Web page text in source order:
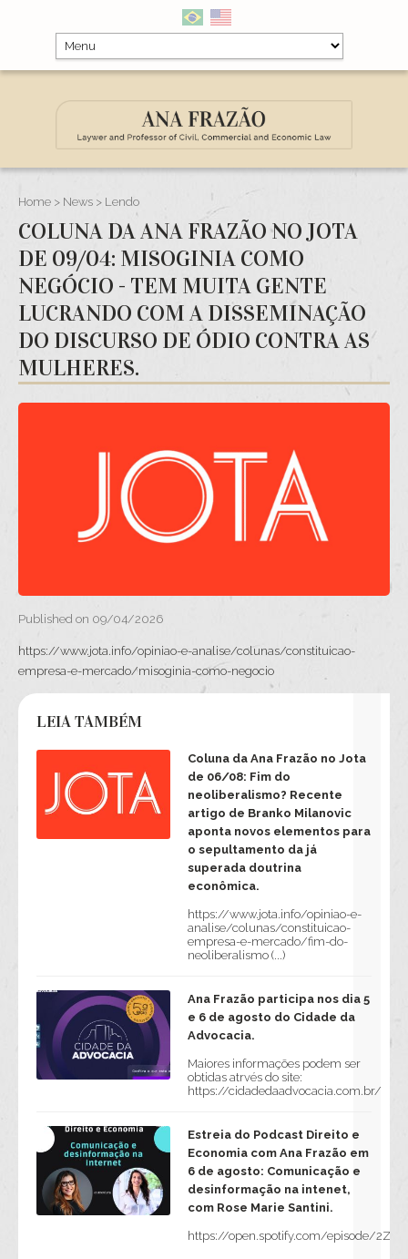
Home > News > Lendo
COLUNA DA ANA FRAZÃO NO JOTA
DE 09/04: MISOGINIA COMO
NEGÓCIO - TEM MUITA GENTE
LUCRANDO COM A DISSEMINAÇÃO
DO DISCURSO DE ÓDIO CONTRA AS
MULHERES.
Published on 09/04/2026
https://www.jota.info/opiniao-e-analise/colunas/constituicao-
empresa-e-mercado/misoginia-como-negocio
LEIA TAMBÉM
Coluna da Ana Frazão no Jota
de 06/08: Fim do
neoliberalismo? Recente
artigo de Branko Milanovic
aponta novos elementos para
o sepultamento da já
superada doutrina
econômica.
https://www.jota.info/opiniao-e-
analise/colunas/constituicao-
empresa-e-mercado/fim-do-
neoliberalismo (...)
Ana Frazão participa nos dia 5
e 6 de agosto do Cidade da
Advocacia.
Maiores informações podem ser
obtidas atrvés do site:
https://cidadedaadvocacia.com.br/
Estreia do Podcast Direito e
Economia com Ana Frazão em
6 de agosto: Comunicação e
desinformação na intenet,
com Rose Marie Santini.
https://open.spotify.com/episode/